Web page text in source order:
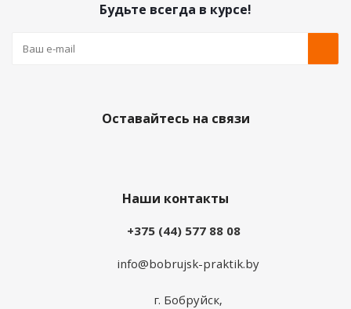
Будьте всегда в курсе!
Оставайтесь на связи
Наши контакты
+375 (44) 577 88 08
info@bobrujsk-praktik.by
г. Бобруйск,